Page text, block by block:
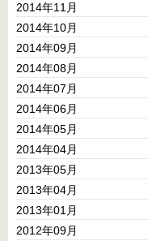
2014年11月
2014年10月
2014年09月
2014年08月
2014年07月
2014年06月
2014年05月
2014年04月
2013年05月
2013年04月
2013年01月
2012年09月